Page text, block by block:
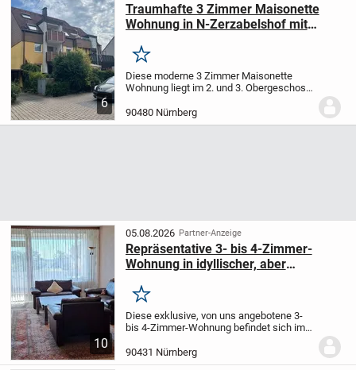
6
Traumhafte 3 Zimmer Maisonette
Wohnung in N-Zerzabelshof mit
Merken
Diese moderne 3 Zimmer Maisonette
Wohnung liegt im 2. und 3. Obergeschoss
90480 Nürnberg
10
05.08.2026 Partner-Anzeige
Repräsentative 3- bis 4-Zimmer-
Wohnung in idyllischer, aber
Merken
Diese exklusive, von uns angebotene 3-
bis 4-Zimmer-Wohnung befindet sich im
sehr ordentlichen Wohnanlage (Erstbezug
1980).Auf rund 100 m² Wohnfläche...
90431 Nürnberg